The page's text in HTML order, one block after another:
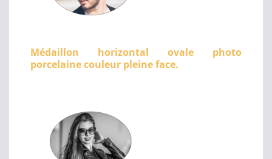
Médaillon horizontal ovale photo
porcelaine couleur pleine face.